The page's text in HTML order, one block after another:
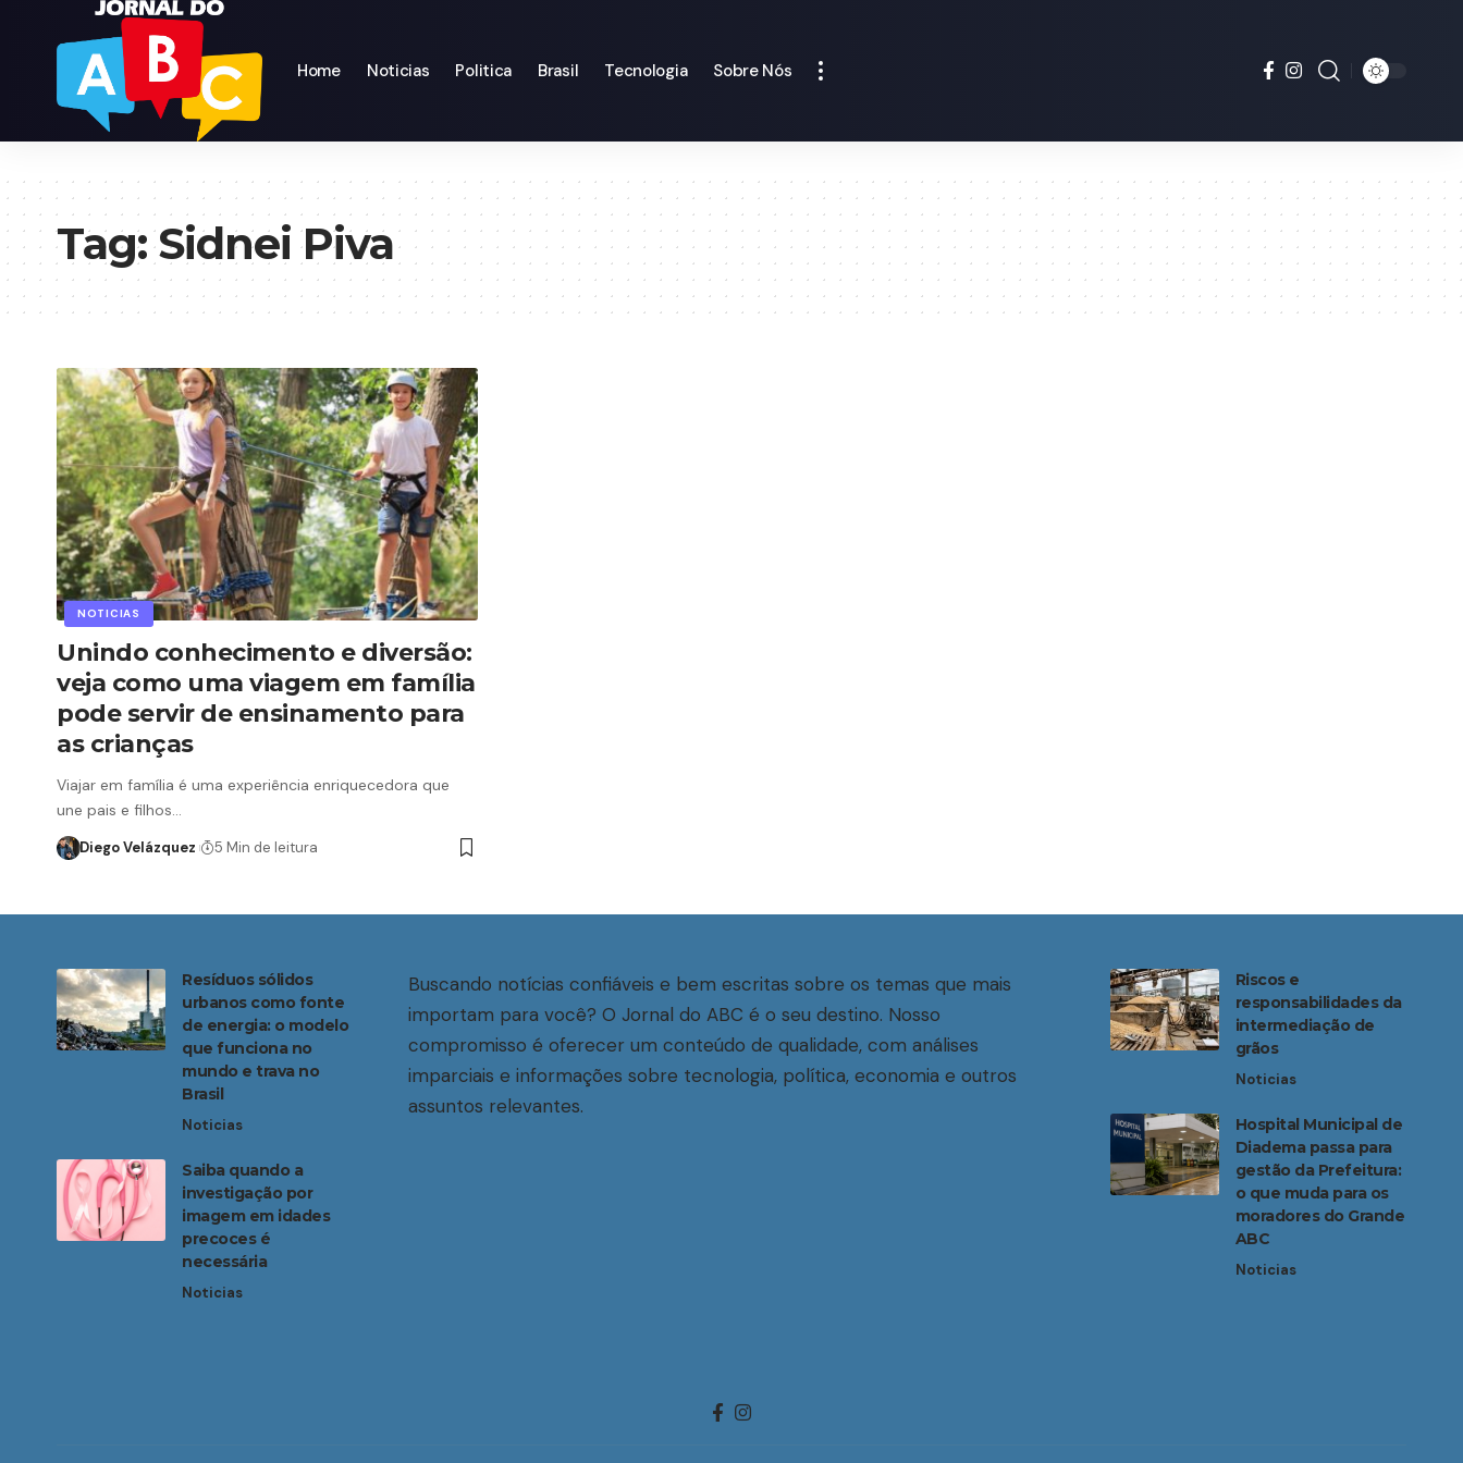
Home Noticias Politica Brasil Tecnologia Sobre Nós
Tag:Sidnei Piva
NOTICIAS
Unindo conhecimento e diversão:
veja como uma viagem em família
pode servir de ensinamento para
as crianças
Viajar em família é uma experiência enriquecedora que
une pais e filhos…
Diego Velázquez 5 Min de leitura
Resíduos sólidos
urbanos como fonte
de energia: o modelo
que funciona no
mundo e trava no
Brasil
Noticias
Saiba quando a
investigação por
imagem em idades
precoces é
necessária
Noticias
Buscando notícias confiáveis e bem escritas sobre os temas que mais
importam para você? O Jornal do ABC é o seu destino. Nosso
compromisso é oferecer um conteúdo de qualidade, com análises
imparciais e informações sobre tecnologia, política, economia e outros
assuntos relevantes.
Riscos e
responsabilidades da
intermediação de
grãos
Noticias
Hospital Municipal de
Diadema passa para
gestão da Prefeitura:
o que muda para os
moradores do Grande
ABC
Noticias